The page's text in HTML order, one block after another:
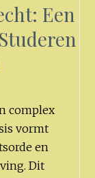
Een
complex
vormt
en
Dit